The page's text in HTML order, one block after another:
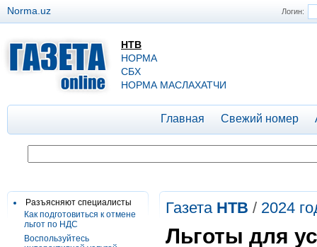
Логин:
Norma.uz
НТВ
НОРМА
СБХ
НОРМА МАСЛАХАТЧИ
Главная Свежий номер
Разъясняют специалисты
Как подготовиться к отмене
льгот по НДС
Воспользуйтесь
Газета НТВ / 2024
Льготы для